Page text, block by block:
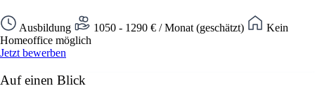
Ausbildung 1050 - 1290 € / Monat (geschätzt)
Kein
Homeoffice möglich
Jetzt bewerben
Auf einen Blick